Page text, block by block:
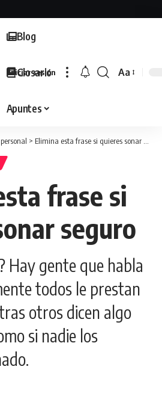
Blog
Glosario
Apuntes
Iniciar sesión
Font
Aa
> Elimina esta frase si quieres sonar seguro
frase si
seguro
Hay gente que habla
todos le prestan
otros dicen algo
si nadie los